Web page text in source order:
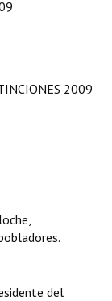
2009
del